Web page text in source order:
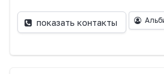
показать контакты